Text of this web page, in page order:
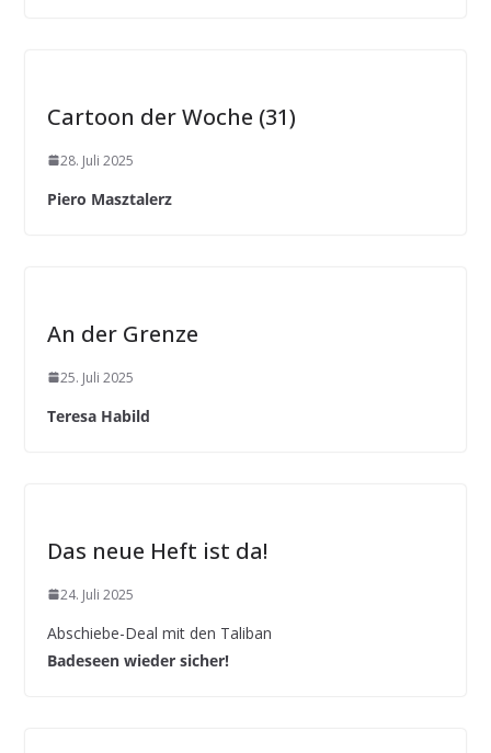
Cartoon der Woche (31)
28. Juli 2025
Piero Masztalerz
An der Grenze
25. Juli 2025
Teresa Habild
Das neue Heft ist da!
24. Juli 2025
Abschiebe-Deal mit den Taliban
Badeseen wieder sicher!